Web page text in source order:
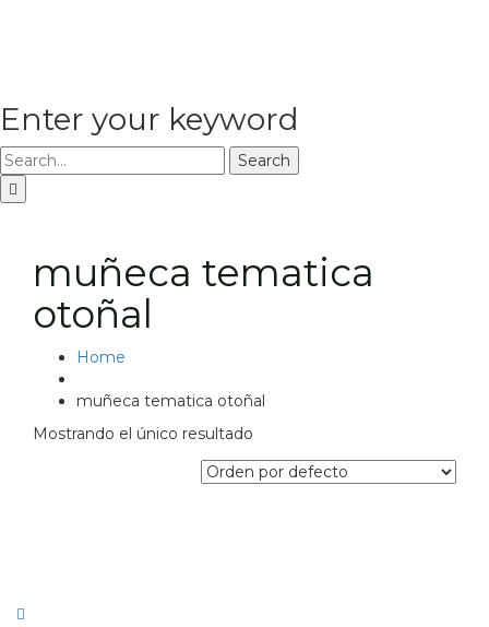
Enter your keyword
Search
muñeca tematica
otoñal
Home
muñeca tematica otoñal
Mostrando el único resultado